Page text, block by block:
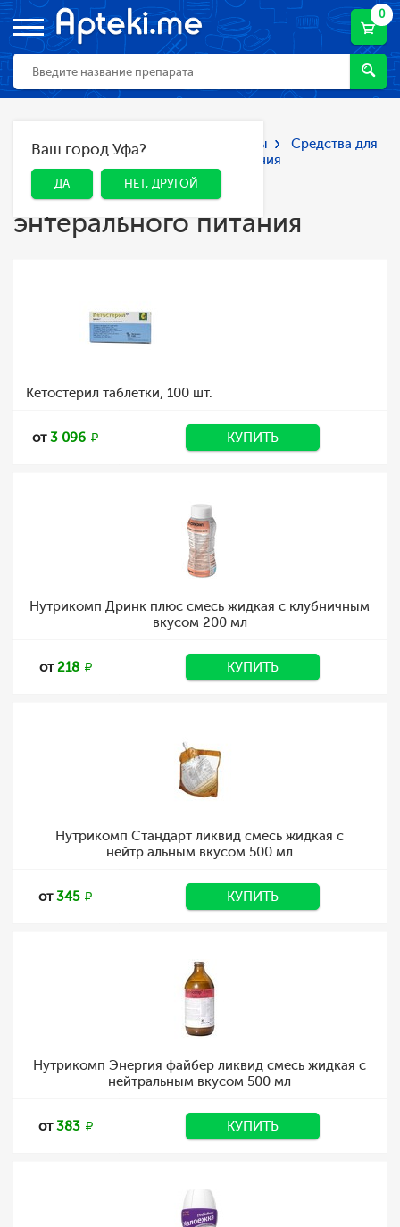
0
ДА НЕТ, ДРУГОЙ
Ваш город Уфа?
ДА НЕТ, ДРУГОЙ
Главная Каталог Лекарства и БАДы
Средства для
парентерального и энтерального питания
Средства для
парентерального и
энтерального питания
Кетостерил таблетки, 100 шт.
от3 096 КУПИТЬ
Нутрикомп Дринк плюс смесь жидкая с клубничным
вкусом 200 мл
от218 КУПИТЬ
Нутрикомп Стандарт ликвид смесь жидкая с
нейтр.альным вкусом 500 мл
от345 КУПИТЬ
Нутрикомп Энергия файбер ликвид смесь жидкая с
нейтральным вкусом 500 мл
от383 КУПИТЬ